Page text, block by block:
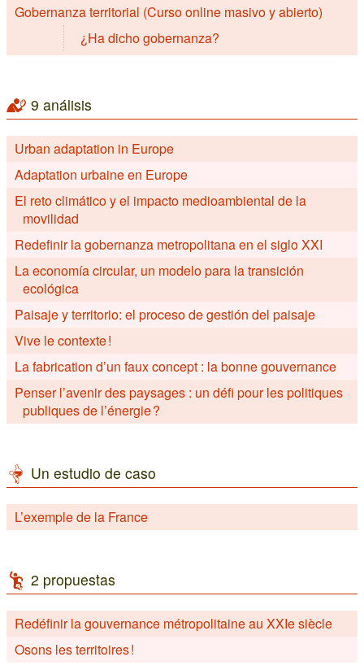
Gobernanza territorial (Curso online masivo y abierto)
¿Ha dicho gobernanza?
9 análisis
Urban adaptation in Europe
Adaptation urbaine en Europe
El reto climático y el impacto medioambiental de la
movilidad
Redefinir la gobernanza metropolitana en el siglo XXI
La economía circular, un modelo para la transición
ecológica
Paisaje y territorio: el proceso de gestión del paisaje
Vive le contexte !
La fabrication d’un faux concept : la bonne gouvernance
Penser l’avenir des paysages : un défi pour les politiques
publiques de l’énergie ?
Un estudio de caso
L’exemple de la France
2 propuestas
Redéfinir la gouvernance métropolitaine au XXIe siècle
Osons les territoires !